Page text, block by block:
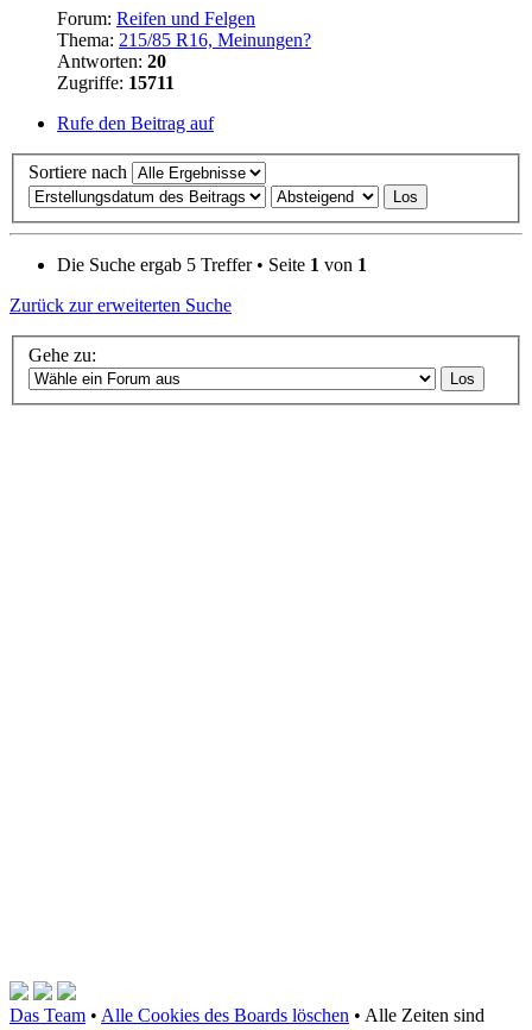
Forum: Reifen und Felgen
Thema: 215/85 R16, Meinungen?
Antworten: 20
Zugriffe: 15711
Rufe den Beitrag auf
Sortiere nach
Die Suche ergab 5 Treffer • Seite 1 von 1
Zurück zur erweiterten Suche
Gehe zu:
Das Team • Alle Cookies des Boards löschen • Alle Zeiten sind